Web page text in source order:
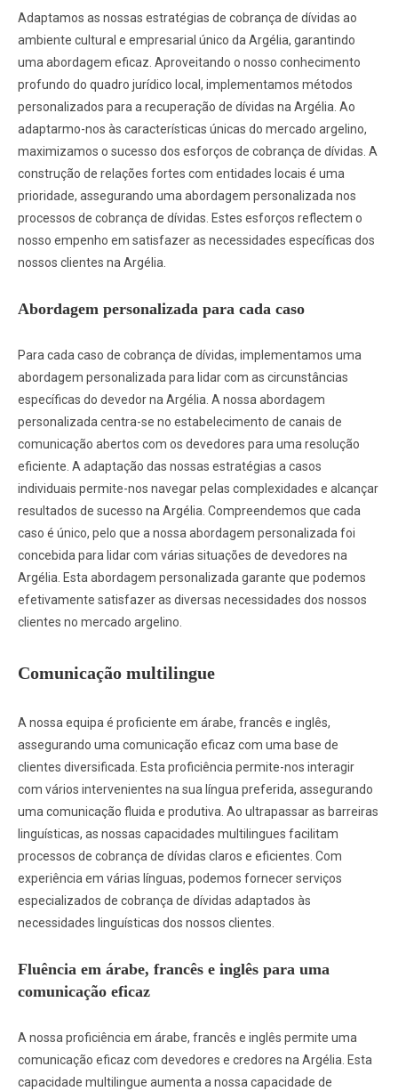
Adaptamos as nossas estratégias de cobrança de dívidas ao
ambiente cultural e empresarial único da Argélia, garantindo
uma abordagem eficaz. Aproveitando o nosso conhecimento
profundo do quadro jurídico local, implementamos métodos
personalizados para a recuperação de dívidas na Argélia. Ao
adaptarmo-nos às características únicas do mercado argelino,
maximizamos o sucesso dos esforços de cobrança de dívidas. A
construção de relações fortes com entidades locais é uma
prioridade, assegurando uma abordagem personalizada nos
processos de cobrança de dívidas. Estes esforços reflectem o
nosso empenho em satisfazer as necessidades específicas dos
nossos clientes na Argélia.
Abordagem personalizada para cada caso
Para cada caso de cobrança de dívidas, implementamos uma
abordagem personalizada para lidar com as circunstâncias
específicas do devedor na Argélia. A nossa abordagem
personalizada centra-se no estabelecimento de canais de
comunicação abertos com os devedores para uma resolução
eficiente. A adaptação das nossas estratégias a casos
individuais permite-nos navegar pelas complexidades e alcançar
resultados de sucesso na Argélia. Compreendemos que cada
caso é único, pelo que a nossa abordagem personalizada foi
concebida para lidar com várias situações de devedores na
Argélia. Esta abordagem personalizada garante que podemos
efetivamente satisfazer as diversas necessidades dos nossos
clientes no mercado argelino.
Comunicação multilingue
A nossa equipa é proficiente em árabe, francês e inglês,
assegurando uma comunicação eficaz com uma base de
clientes diversificada. Esta proficiência permite-nos interagir
com vários intervenientes na sua língua preferida, assegurando
uma comunicação fluida e produtiva. Ao ultrapassar as barreiras
linguísticas, as nossas capacidades multilingues facilitam
processos de cobrança de dívidas claros e eficientes. Com
experiência em várias línguas, podemos fornecer serviços
especializados de cobrança de dívidas adaptados às
necessidades linguísticas dos nossos clientes.
Fluência em árabe, francês e inglês para uma
comunicação eficaz
A nossa proficiência em árabe, francês e inglês permite uma
comunicação eficaz com devedores e credores na Argélia. Esta
capacidade multilingue aumenta a nossa capacidade de